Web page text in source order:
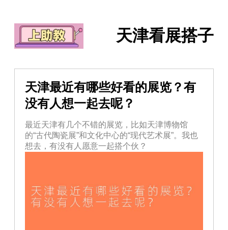
天津看展搭子
天津最近有哪些好看的展览？有
没有人想一起去呢？
最近天津有几个不错的展览，比如天津博物馆
的“古代陶瓷展”和文化中心的“现代艺术展”。我也
想去，有没有人愿意一起搭个伙？